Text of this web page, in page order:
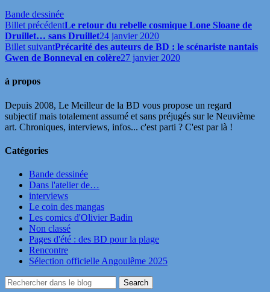
Bande dessinée
Billet précédentLe retour du rebelle cosmique Lone Sloane de
Druillet… sans Druillet24 janvier 2020
Billet suivantPrécarité des auteurs de BD : le scénariste nantais
Gwen de Bonneval en colère27 janvier 2020
à propos
Depuis 2008, Le Meilleur de la BD vous propose un regard
subjectif mais totalement assumé et sans préjugés sur le Neuvième
art. Chroniques, interviews, infos... c'est parti ? C'est par là !
Catégories
Bande dessinée
Dans l'atelier de…
interviews
Le coin des mangas
Les comics d'Olivier Badin
Non classé
Pages d'été : des BD pour la plage
Rencontre
Sélection officielle Angoulême 2025